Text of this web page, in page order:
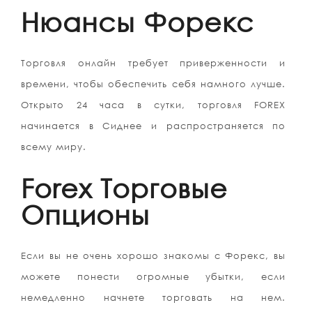
Нюансы Форекс
Торговля онлайн требует приверженности и
времени, чтобы обеспечить себя намного лучше.
Открыто 24 часа в сутки, торговля FOREX
начинается в Сиднее и распространяется по
всему миру.
Forex Торговые
Опционы
Если вы не очень хорошо знакомы с Форекс, вы
можете понести огромные убытки, если
немедленно начнете торговать на нем.